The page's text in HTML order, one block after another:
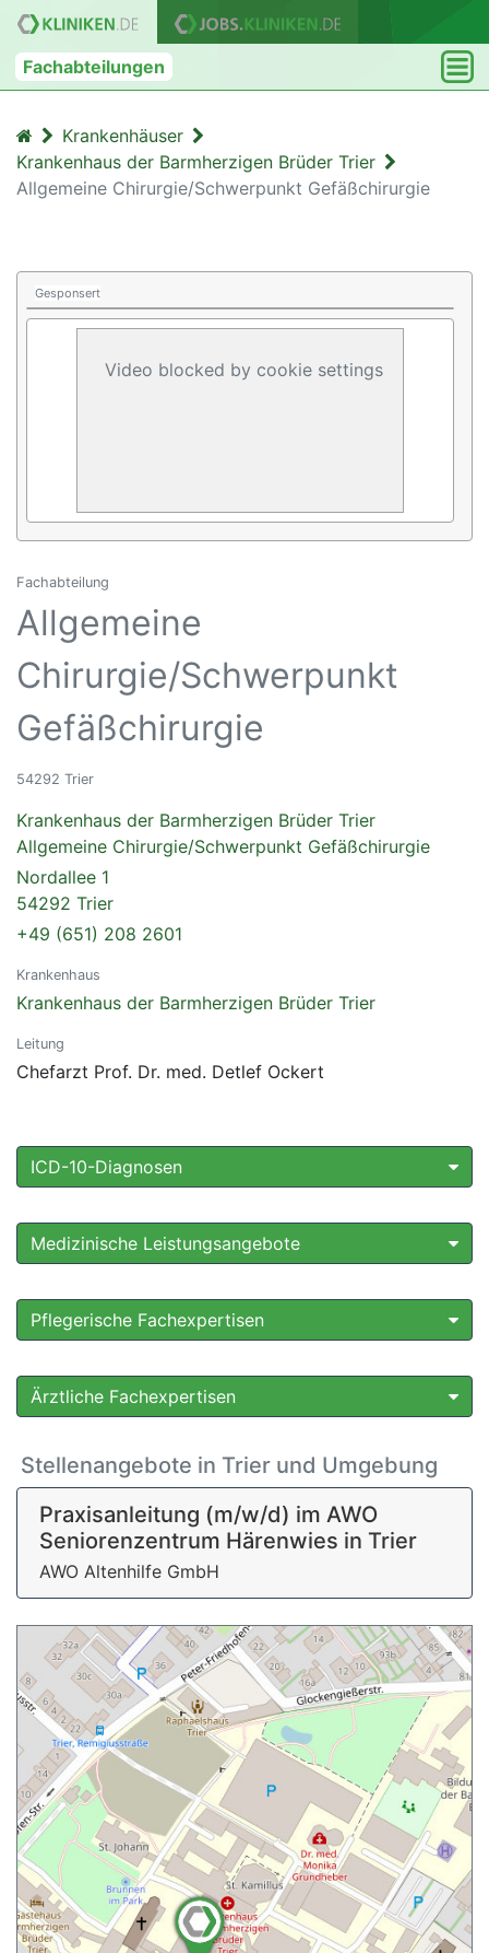
Fachabteilungen
Krankenhäuser
Krankenhaus der Barmherzigen Brüder Trier
Allgemeine Chirurgie/Schwerpunkt Gefäßchirurgie
Gesponsert
Video blocked by cookie settings
Fachabteilung
Allgemeine
Chirurgie/Schwerpunkt
Gefäßchirurgie
54292 Trier
Krankenhaus der Barmherzigen Brüder Trier
Allgemeine Chirurgie/Schwerpunkt Gefäßchirurgie
Nordallee 1
54292 Trier
+49 (651) 208 2601
Krankenhaus
Krankenhaus der Barmherzigen Brüder Trier
Leitung
Chefarzt Prof. Dr. med. Detlef Ockert
ICD-10-Diagnosen
Medizinische Leistungsangebote
Pflegerische Fachexpertisen
Ärztliche Fachexpertisen
Stellenangebote in Trier und Umgebung
Praxisanleitung (m/w/d) im AWO
Seniorenzentrum Härenwies in Trier
AWO Altenhilfe GmbH